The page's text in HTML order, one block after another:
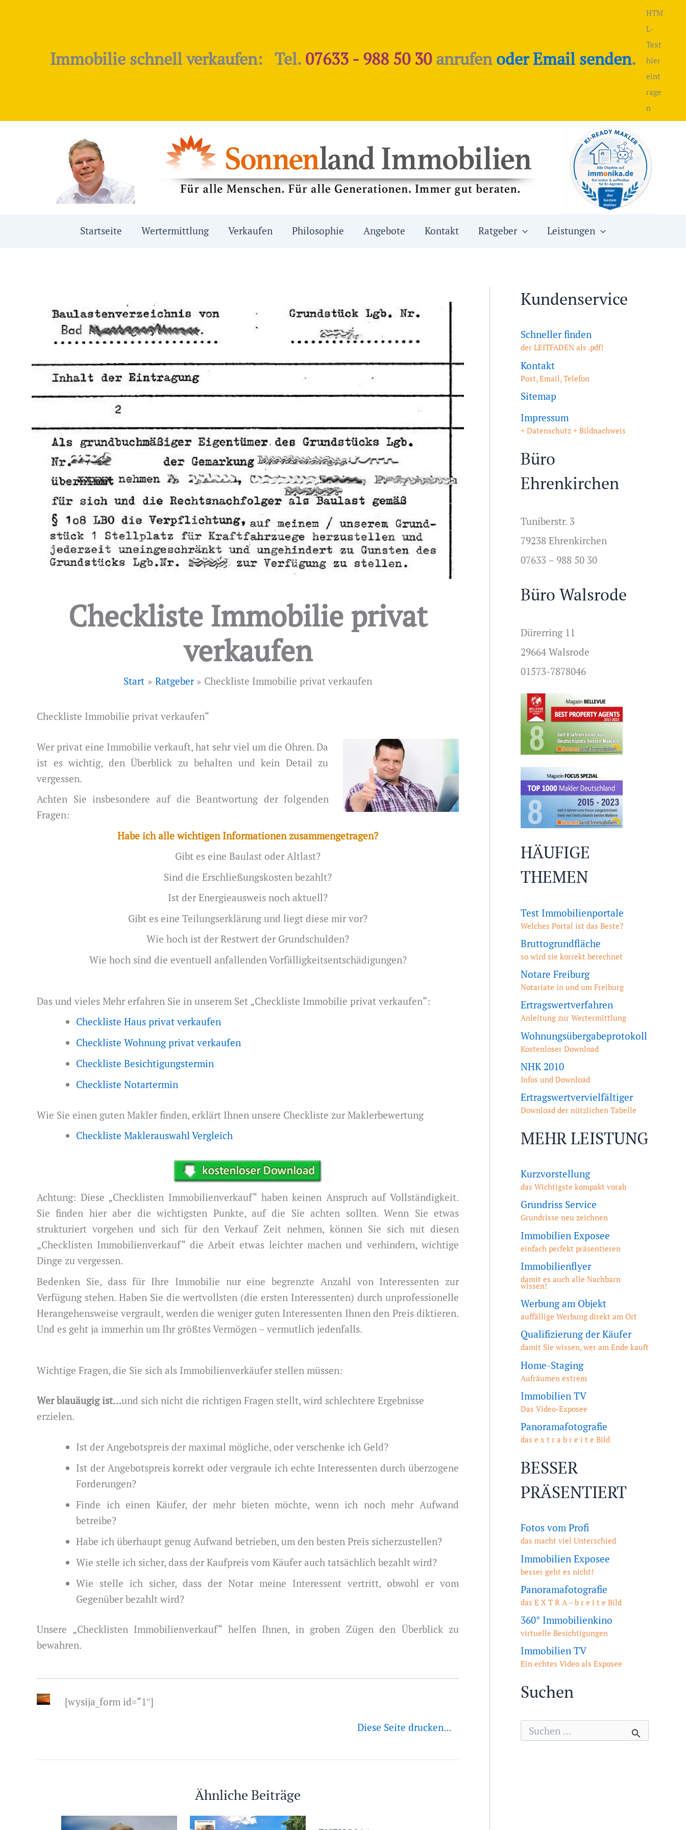
Immobilie schnell verkaufen: Tel. 07633 - 988 50 30anrufenoder Email senden.
HTM
L-
Text
hier
eint
rage
n
Startseite Wertermittlung Verkaufen Philosophie Angebote Kontakt Ratgeber Leistungen
Checkliste Immobilie privat
verkaufen
Start Ratgeber Checkliste Immobilie privat verkaufen
Checkliste Immobilie privat verkaufen“
Wer privat eine Immobilie verkauft, hat sehr viel um die Ohren. Da
ist es wichtig, den Überblick zu behalten und kein Detail zu
vergessen.
Achten Sie insbesondere auf die Beantwortung der folgenden
Fragen:
Habe ich alle wichtigen Informationen zusammengetragen?
Gibt es eine Baulast oder Altlast?
Sind die Erschließungskosten bezahlt?
Ist der Energieausweis noch aktuell?
Gibt es eine Teilungserklärung und liegt diese mir vor?
Wie hoch ist der Restwert der Grundschulden?
Wie hoch sind die eventuell anfallenden Vorfälligkeitsentschädigungen?
Das und vieles Mehr erfahren Sie in unserem Set „Checkliste Immobilie privat verkaufen“:
Checkliste Haus privat verkaufen
Checkliste Wohnung privat verkaufen
Checkliste Besichtigungstermin
Checkliste Notartermin
Wie Sie einen guten Makler finden, erklärt Ihnen unsere Checkliste zur Maklerbewertung
Checkliste Maklerauswahl Vergleich
Achtung: Diese „Checklisten Immobilienverkauf“ haben keinen Anspruch auf Vollständigkeit.
Sie finden hier aber die wichtigsten Punkte, auf die Sie achten sollten. Wenn Sie etwas
strukturiert vorgehen und sich für den Verkauf Zeit nehmen, können Sie sich mit diesen
„Checklisten Immobilienverkauf“ die Arbeit etwas leichter machen und verhindern, wichtige
Dinge zu vergessen.
Bedenken Sie, dass für Ihre Immobilie nur eine begrenzte Anzahl von Interessenten zur
Verfügung stehen. Haben Sie die wertvollsten (die ersten Interessenten) durch unprofessionelle
Herangehensweise vergrault, werden die weniger guten Interessenten Ihnen den Preis diktieren.
Und es geht ja immerhin um Ihr größtes Vermögen – vermutlich jedenfalls.
Wichtige Fragen, die Sie sich als Immobilienverkäufer stellen müssen:
Wer blauäugig ist…und sich nicht die richtigen Fragen stellt, wird schlechtere Ergebnisse
erzielen.
Ist der Angebotspreis der maximal mögliche, oder verschenke ich Geld?
Ist der Angebotspreis korrekt oder vergraule ich echte Interessenten durch überzogene
Forderungen?
Finde ich einen Käufer, der mehr bieten möchte, wenn ich noch mehr Aufwand
betreibe?
Habe ich überhaupt genug Aufwand betrieben, um den besten Preis sicherzustellen?
Wie stelle ich sicher, dass der Kaufpreis vom Käufer auch tatsächlich bezahlt wird?
Wie stelle ich sicher, dass der Notar meine Interessent vertritt, obwohl er vom
Gegenüber bezahlt wird?
Unsere „Checklisten Immobilienverkauf“ helfen Ihnen, in groben Zügen den Überblick zu
bewahren.
[wysija_form id=“1″]
Diese Seite drucken...
Ähnliche Beiträge
Kundenservice
Schneller finden
der LEITFADEN als .pdf!
Kontakt
Post, Email, Telefon
Sitemap
Impressum
+ Datenschutz + Bildnachweis
Büro
Ehrenkirchen
Tuniberstr. 3
79238 Ehrenkirchen
07633 – 988 50 30
Büro Walsrode
Dürerring 11
29664 Walsrode
01573-7878046
HÄUFIGE
THEMEN
Test Immobilienportale
Welches Portal ist das Beste?
Bruttogrundfläche
so wird sie korrekt berechnet
Notare Freiburg
Notariate in und um Freiburg
Ertragswertverfahren
Anleitung zur Wertermittlung
Wohnungsübergabeprotokoll
Kostenloser Download
NHK 2010
Infos und Download
Ertragswertvervielfältiger
Download der nützlichen Tabelle
MEHR LEISTUNG
Kurzvorstellung
das Wichtigste kompakt vorab
Grundriss Service
Grundrisse neu zeichnen
Immobilien Exposee
einfach perfekt präsentieren
Immobilienflyer
damit es auch alle Nachbarn
wissen!
Werbung am Objekt
auffällige Werbung direkt am Ort
Qualifizierung der Käufer
damit Sie wissen, wer am Ende kauft
Home-Staging
Aufräumen extrem
Immobilien TV
Das Video-Exposee
Panoramafotografie
das e x t r a b r e i t e Bild
BESSER
PRÄSENTIERT
Fotos vom Profi
das macht viel Unterschied
Immobilien Exposee
besser geht es nicht!
Panoramafotografie
das E X T R A – b r e i t e Bild
360° Immobilienkino
virtuelle Besichtigungen
Immobilien TV
Ein echtes Video als Exposee
Suchen